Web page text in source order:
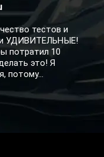
тестов и
УДИВИТЕЛЬНЫЕ!
потратил 10
это! Я
потому...